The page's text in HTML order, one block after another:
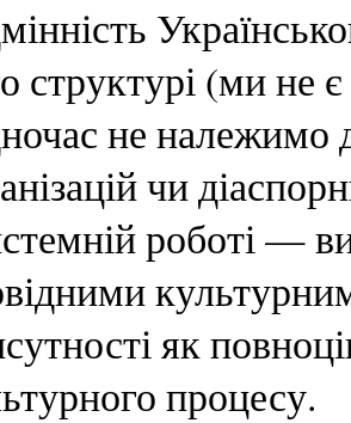
структурі (ми не
не належимо
чи
роботі —
як
процесу.